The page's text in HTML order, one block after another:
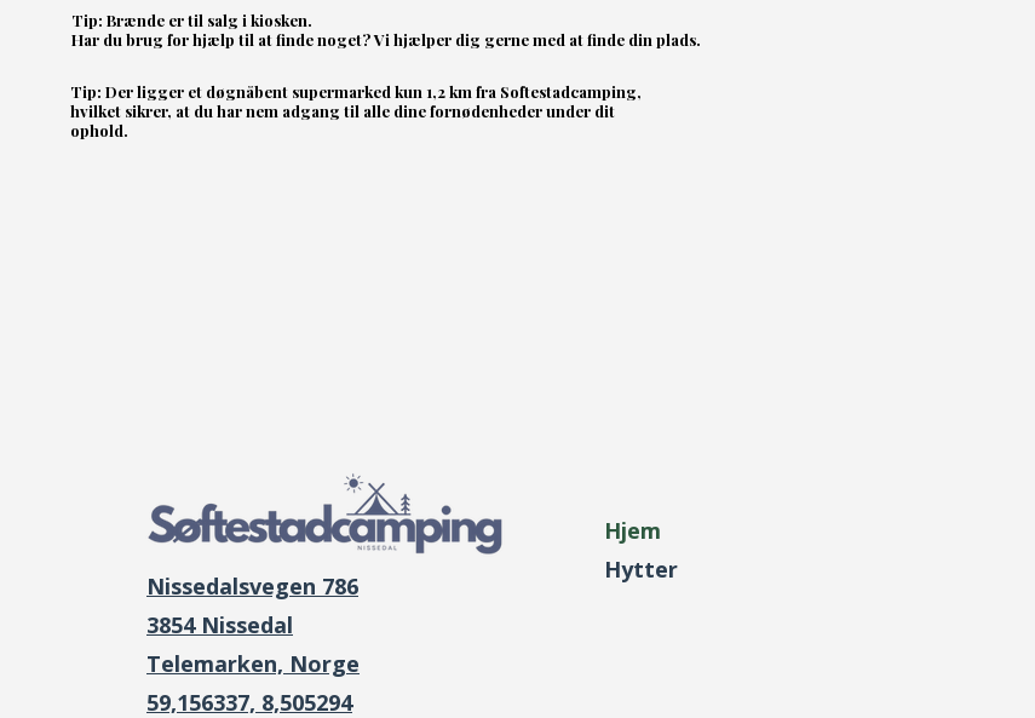
Tip: Brænde er til salg i kiosken.
Har du brug for hjælp til at finde noget? Vi hjælper dig gerne med at finde din plads.
Tip: Der ligger et døgnåbent supermarked kun 1,2 km fra Softestadcamping,
hvilket sikrer, at du har nem adgang til alle dine fornødenheder under dit
ophold.
Nissedalsvegen 786
3854 Nissedal
Telemarken, Norge
59,156337, 8,505294
Hjem
Hytter